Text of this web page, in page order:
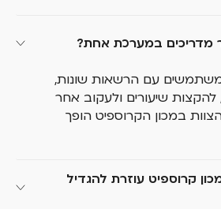
מדריכים במערכת אחת?
משתמשים עם הרשאות שונות,
להקצות שיעורים ולעקוב אחר
במכון הקרוספיט הופך
קרוספיט עוזרת להגדיל